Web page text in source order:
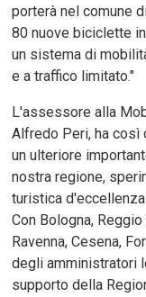
porterà nel comune
80 nuove biciclette
un sistema di
e a traffico limitato."
L'assessore alla
Alfredo Peri, ha così
un ulteriore
nostra regione,
turistica
Con Bologna,
Ravenna, Cesena,
degli amministratori
supporto della